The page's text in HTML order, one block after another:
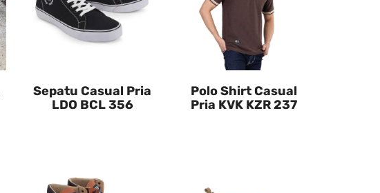
Sepatu Casual Pria
LDO BCL 356
Polo Shirt Casual
Pria KVK KZR 237